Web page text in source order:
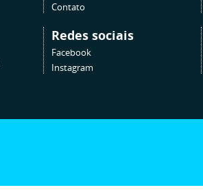
Contato
Redes sociais
Facebook
Instagram